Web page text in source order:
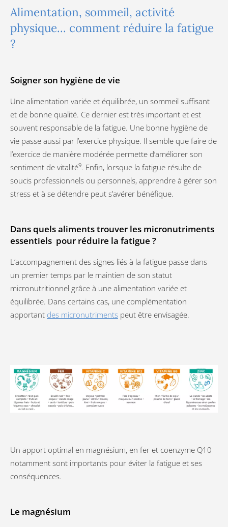
Alimentation, sommeil, activité
physique... comment réduire la fatigue
?
Soigner son hygiène de vie
Une alimentation variée et équilibrée, un sommeil suffisant
et de bonne qualité. Ce dernier est très important et est
souvent responsable de la fatigue. Une bonne hygiène de
vie passe aussi par l’exercice physique. Il semble que faire de
l’exercice de manière modérée permette d’améliorer son
sentiment de vitalité9. Enfin, lorsque la fatigue résulte de
soucis professionnels ou personnels, apprendre à gérer son
stress et à se détendre peut s’avérer bénéfique.
Dans quels aliments trouver les micronutriments
essentiels pour réduire la fatigue ?
L’accompagnement des signes liés à la fatigue passe dans
un premier temps par le maintien de son statut
micronutritionnel grâce à une alimentation variée et
équilibrée. Dans certains cas, une complémentation
apportant des micronutriments peut être envisagée.
Un apport optimal en magnésium, en fer et coenzyme Q10
notamment sont importants pour éviter la fatigue et ses
conséquences.
Le magnésium